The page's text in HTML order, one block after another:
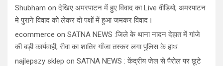
Shubham onदेखिए अमरपाटन में हुए विवाद का Live वीडियो, अमरपाटन
मे पुराने विवाद को लेकर दो पक्षों में हुआ जमकर विवाद।
ecommerce on SATNA NEWS :जिले के थाना नादन देहात में गांजे
की बड़ी कार्यवाही, रीवा का शातिर गाँजा तस्कर लगा पुलिस के हाथ..
najlepszy sklep on SATNA NEWS : केंद्रीय जेल से पैरोल पर छूटे